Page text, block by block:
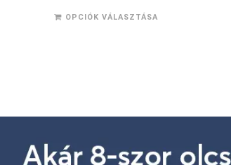
OPCIÓK VÁLASZTÁSA